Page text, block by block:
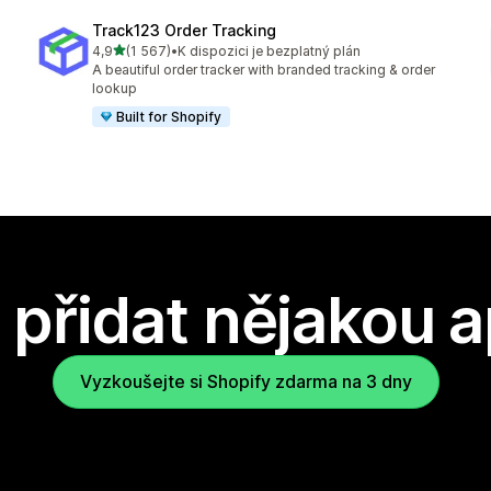
Track123 Order Tracking
4,9z 5 hvězd
(1 567)
Celkový počet recenzí: 1567
•K dispozici je bezplatný plán
A beautiful order tracker with branded tracking & order
lookup
Built for Shopify
nějakou
Vyzkoušejte si Shopify zdarma na 3 dny